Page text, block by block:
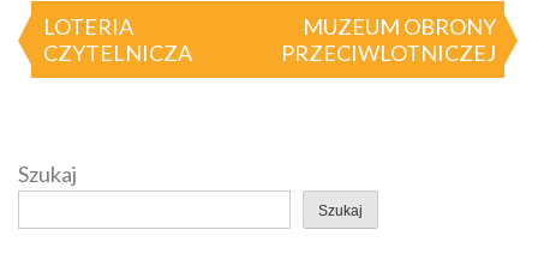
Nawigacja
wpisu
LOTERIA
CZYTELNICZA
MUZEUM OBRONY
PRZECIWLOTNICZEJ
Szukaj
Szukaj